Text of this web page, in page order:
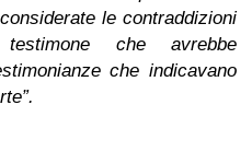
le contraddizioni
che avrebbe
che indicavano